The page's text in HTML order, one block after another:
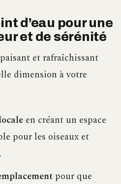
d’eau pour une
et de sérénité
et rafraîchissant
dimension à votre
en créant un espace
pour les oiseaux et
pour que